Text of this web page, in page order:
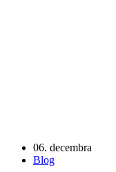
06. decembra
Blog